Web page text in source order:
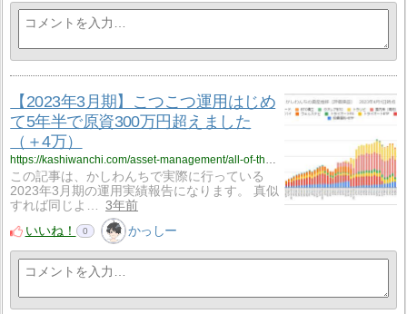
【2023年3月期】こつこつ運用はじめ
て5年半で原資300万円超えました
（＋4万）
https://kashiwanchi.com/asset-management/all-of-the-operational-report/%e3%80%902023%e5%b9%b43%e6%9c%88%e6%9c%9f%e3%80%91%e3%81%93%e3%81%a4%e3%81%93%e3%81%a4%e9%81%8b%e7%94%a8%e3%81%af%e3%81%98%e3%82%81%e3%81%a65%e5%b9%b4%e5%8d%8a%e3%81%a7%e5%8e%9f%e8%b3%87300%e4%b8%87/
この記事は、かしわんちで実際に行っている
2023年3月期の運用実績報告になります。 真似
すれば同じよ…
3年前
いいね！
0 かっしー